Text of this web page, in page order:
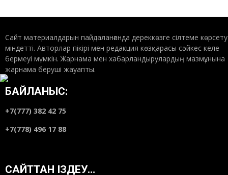
Сайт материалдарын пайдаланғанда дереккөзге сілтеме көрсету
міндетті. Авторлар пікірі мен редакция көзқарасы сәйкес келе
бермеуі мүмкін. Жарнама мен хабарландырулардың мазмұнына
жарнама беруші жауапты.
БАЙЛАНЫС:
+7(777) 382 42 75
+7(778) 496 17 88
САЙТТАН ІЗДЕУ…